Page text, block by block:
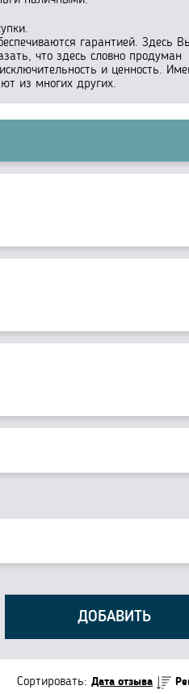
гарантией. Здесь
что здесь словно продуман
и ценность.
из многих других.
ДОБАВИТЬ
Сортировать: Дата отзыва